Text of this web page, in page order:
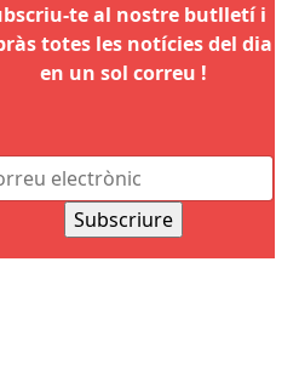
te al nostre butlletí i
totes les notícies del dia
en un sol correu !